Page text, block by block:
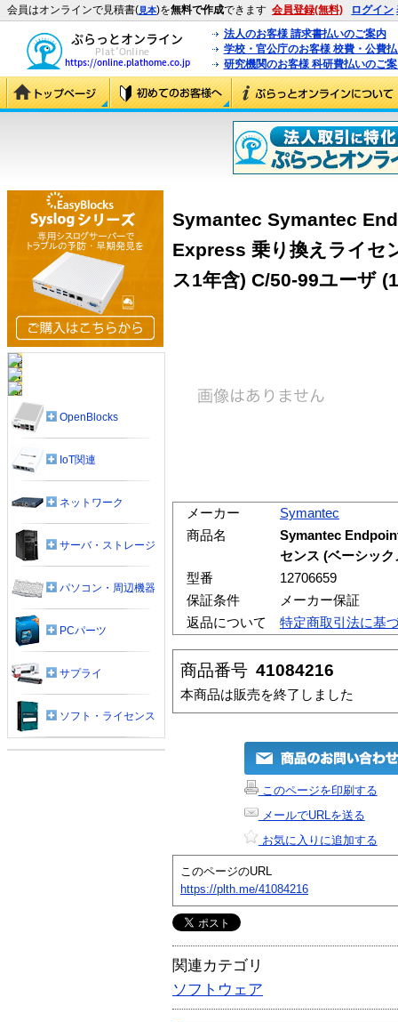
会員はオンラインで見積書(見本)を無料で作成できます 会員登録(無料) ログイン
法人のお客様 請求書払いのご案内
学校・官公庁のお客様 校費・公費
研究機関のお客様 科研費払いのご
Symantec Symantec
Express 乗り換えライセ
ス1年含) C/50-99ユーザ
メーカー
Symantec
商品名
Symantec
センス (ベーシッ
型番
12706659
保証条件
メーカー保証
返品について
特定商取引法に基
商品番号 41084216
本商品は販売を終了しました
このページを印刷する
メールでURLを送る
お気に入りに追加する
このページのURL
https://plth.me/41084216
関連カテゴリ
ソフトウェア
OpenBlocks
IoT関連
ネットワーク
サーバ・ストレージ
パソコン・周辺機器
PCパーツ
サプライ
ソフト・ライセンス